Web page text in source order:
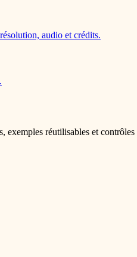
audio et crédits.
exemples réutilisables et contrôles